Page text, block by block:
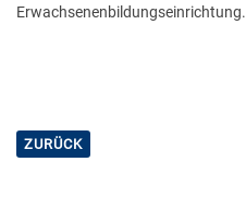
Erwachsenenbildungseinrichtung.
ZURÜCK